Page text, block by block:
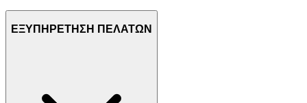
ΕΞΥΠΗΡΕΤΗΣΗ ΠΕΛΑΤΩΝ